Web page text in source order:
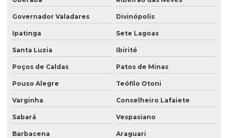
Governador Valadares Divinópolis
Ipatinga Sete Lagoas
Santa Luzia Ibirité
Poços de Caldas Patos de Minas
Pouso Alegre Teófilo Otoni
Varginha Conselheiro Lafaiete
Sabará Vespasiano
Barbacena Araguari